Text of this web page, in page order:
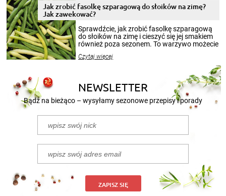
pełni poczuć atmosferę cieplejszych
miesięcy. Przygotowanie słoików ze
patenty, które pozwolą zachować świeżość
przetworów.
Jak zrobić fasolkę szparagową do słoików na zimę?
Jak zawekować?
Sprawdźcie, jak zrobić fasolkę szparagową
do słoików na zimę i cieszyć się jej smakiem
również poza sezonem. To warzywo możecie
nasze propozycje!
Czytaj więcej
NEWSLETTER
Bądź na bieżąco – wysyłamy sezonowe przepisy i porady
ZAPISZ SIĘ